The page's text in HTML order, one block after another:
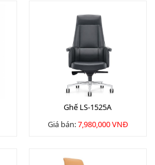
Ghế LS-1525A
Giá bán:7,980,000 VNĐ